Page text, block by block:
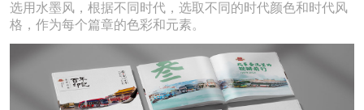
选用水墨风，根据不同时代，选取不同的时代颜色和时代风
格，作为每个篇章的色彩和元素。